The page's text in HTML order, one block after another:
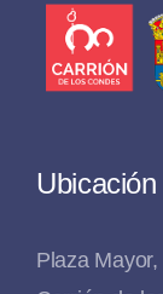
Plaza Mayor,